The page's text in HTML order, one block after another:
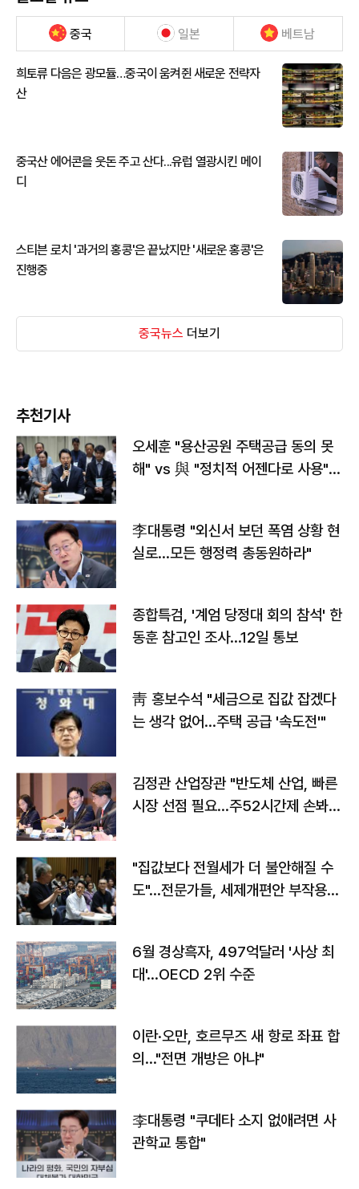
중국 일본 베트남
희토류 다음은 광모듈…중국이 움켜쥔 새로운 전략자
산
중국산 에어콘을 웃돈 주고 산다...유럽 열광시킨 메이
디
스티븐 로치 '과거의 홍콩'은 끝났지만 '새로운 홍콩'은
진행중
중국뉴스 더보기
추천기사
오세훈 "용산공원 주택공급 동의 못
해" vs 與 "정치적 어젠다로 사용"
李대통령 "외신서 보던 폭염 상황 현
실로…모든 행정력 총동원하라"
종합특검, '계엄 당정대 회의 참석' 한
동훈 참고인 조사...12일 통보
靑 홍보수석 "세금으로 집값 잡겠다
는 생각 없어…주택 공급 '속도전'"
김정관 산업장관 "반도체 산업, 빠른
시장 선점 필요…주52시간제 손봐
"집값보다 전월세가 더 불안해질 수
도"…전문가들, 세제개편안 부작용
6월 경상흑자, 497억달러 '사상 최
대'…OECD 2위 수준
이란·오만, 호르무즈 새 항로 좌표 합
의…"전면 개방은 아냐"
李대통령 "쿠데타 소지 없애려면 사
관학교 통합"